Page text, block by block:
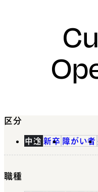
区分
中途 新卒 障がい者
職種